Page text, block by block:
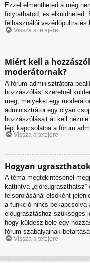
Ezzel elmentheted a még
folytathatod, és elküldheted.
felhasználói vezérlőpultra és
Vissza a tetejére
Miért kell a
moderátornak?
A fórum adminisztrátora
hozzászólást szeretnél
meg, melyeket egy
adminisztrátor egy olyan
hozzászólásait át kell néznie
lépj kapcsolatba a fórum
Vissza a tetejére
Hogyan
A téma megtekintésénél
kattintva
felsorolásánál elsőként
a funkció nincs bekapcsolva
előugrasztáshoz szükséges
hogy küldesz bele egy
fórum szabályainak
Vissza a tetejére